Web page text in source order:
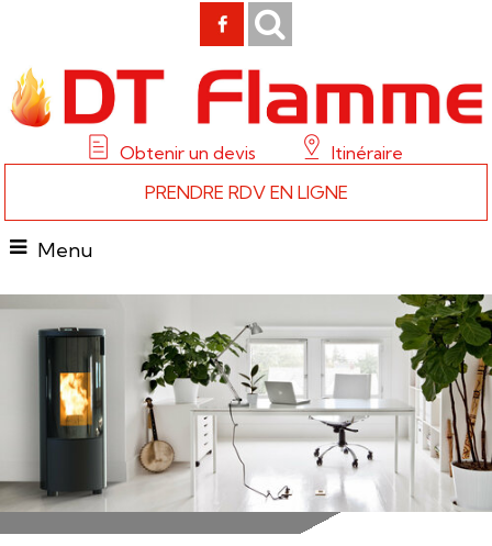
Obtenir un devis
Itinéraire
PRENDRE RDV EN LIGNE
Menu